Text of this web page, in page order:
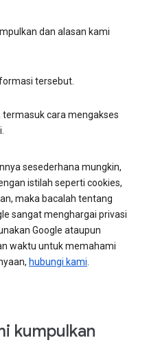
dan alasan kami
tersebut.
termasuk cara mengakses
sesederhana mungkin,
istilah seperti cookies,
maka bacalah tentang
sangat menghargai privasi
Google ataupun
waktu untuk memahami
hubungi kami.
kumpulkan